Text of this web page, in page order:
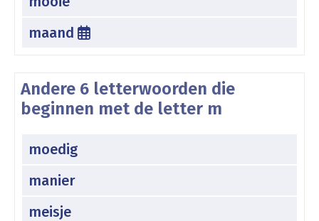
maand
Andere 6 letterwoorden die
beginnen met de letter m
moedig
manier
meisje